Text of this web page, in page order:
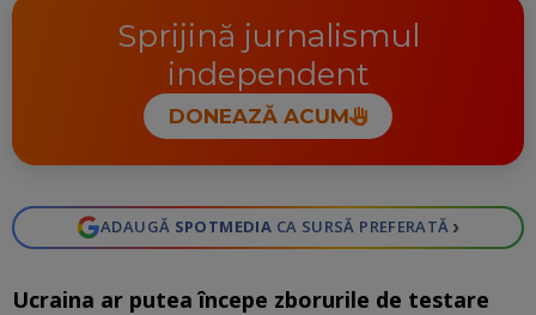
Sprijină jurnalismul
independent
DONEAZĂ ACUM
ADAUGĂ SPOTMEDIA CA SURSĂ PREFERATĂ ›
Ucraina ar putea începe zborurile de testare